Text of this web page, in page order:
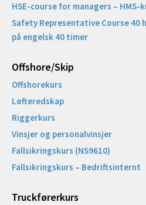
HSE-course for managers –
Safety Representative Course 40
på engelsk 40 timer
Offshore/Skip​
Offshorekurs
Løfteredskap
Riggerkurs
Vinsjer og personalvinsjer
Fallsikringskurs (NS9610)
Fallsikringskurs – Bedriftsinternt
Truckførerkurs